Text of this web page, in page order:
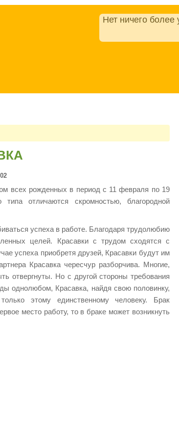
Нет ничего более
всех рожденных в период с 11 февраля по 19
отличаются скромностью, благородной
успеха в работе. Благодаря трудолюбию
целей. Красавки с трудом сходятся с
успеха приобретя друзей, Красавки будут им
Красавка чересчур разборчива. Многие,
отвергнуты. Но с другой стороны требования
однолюбом, Красавка, найдя свою половинку,
этому единственному человеку. Брак
место работу, то в браке может возникнуть